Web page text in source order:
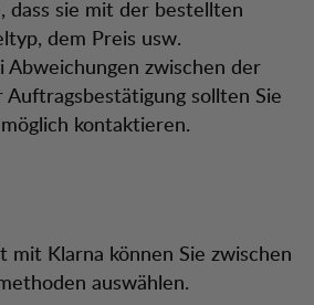
dass sie mit der bestellten
dem Preis usw.
zwischen der
sollten Sie
kontaktieren.
mit Klarna können Sie zwischen
auswählen.